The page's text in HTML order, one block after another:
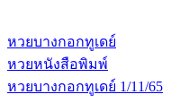
หวยบางกอกทูเดย์
หวยหนังสือพิมพ์
หวยบางกอกทูเดย์ 1/11/65